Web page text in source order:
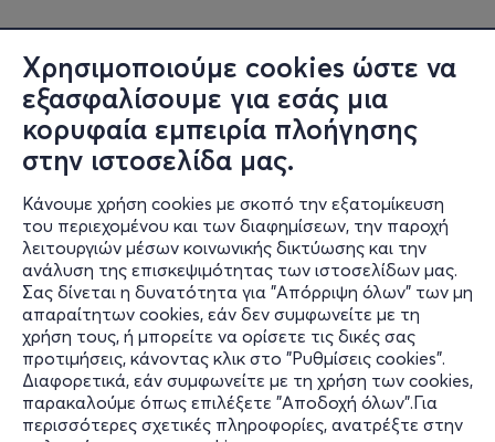
Χρησιμοποιούμε cookies ώστε να
εξασφαλίσουμε για εσάς μια
κορυφαία εμπειρία πλοήγησης
στην ιστοσελίδα μας.
Κάνουμε χρήση cookies με σκοπό την εξατομίκευση
του περιεχομένου και των διαφημίσεων, την παροχή
λειτουργιών μέσων κοινωνικής δικτύωσης και την
ανάλυση της επισκεψιμότητας των ιστοσελίδων μας.
Σας δίνεται η δυνατότητα για "Απόρριψη όλων" των μη
απαραίτητων cookies, εάν δεν συμφωνείτε με τη
χρήση τους, ή μπορείτε να ορίσετε τις δικές σας
προτιμήσεις, κάνοντας κλικ στο "Ρυθμίσεις cookies".
Διαφορετικά, εάν συμφωνείτε με τη χρήση των cookies,
παρακαλούμε όπως επιλέξετε "Αποδοχή όλων".Για
περισσότερες σχετικές πληροφορίες, ανατρέξτε στην
Πληροφορίες
Υποστήριξη
Stay Connected